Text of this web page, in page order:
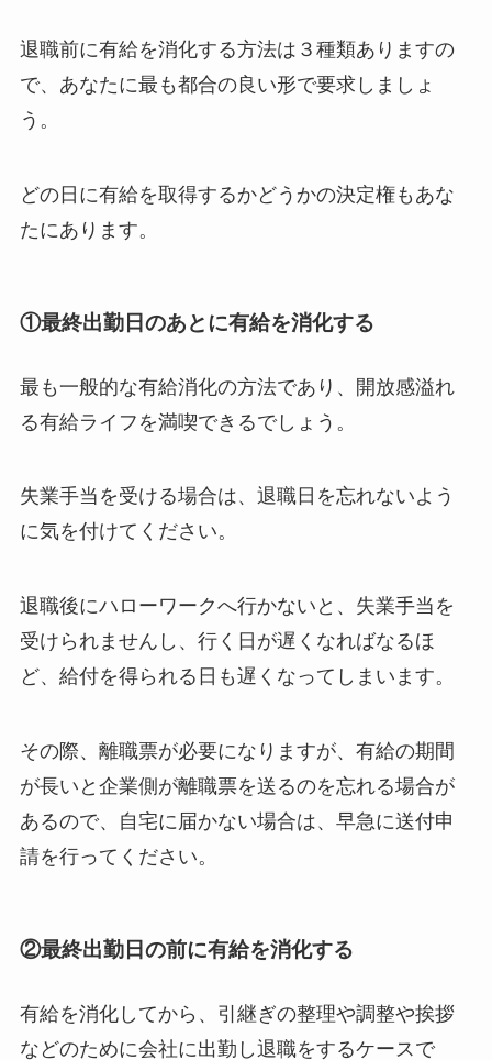
退職前に有給を消化する方法は３種類ありますの
で、あなたに最も都合の良い形で要求しましょ
う。
どの日に有給を取得するかどうかの決定権もあな
たにあります。
①最終出勤日のあとに有給を消化する
最も一般的な有給消化の方法であり、開放感溢れ
る有給ライフを満喫できるでしょう。
失業手当を受ける場合は、退職日を忘れないよう
に気を付けてください。
退職後にハローワークへ行かないと、失業手当を
受けられませんし、行く日が遅くなればなるほ
ど、給付を得られる日も遅くなってしまいます。
その際、離職票が必要になりますが、有給の期間
が長いと企業側が離職票を送るのを忘れる場合が
あるので、自宅に届かない場合は、早急に送付申
請を行ってください。
②最終出勤日の前に有給を消化する
有給を消化してから、引継ぎの整理や調整や挨拶
などのために会社に出勤し退職をするケースで